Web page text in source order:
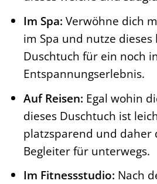
Im Spa: Verwöhne dich
im Spa und nutze dieses
Duschtuch für ein noch
Entspannungserlebnis.
Auf Reisen: Egal wohin
dieses Duschtuch ist
platzsparend und daher
Begleiter für unterwegs.
Im Fitnessstudio: Nach